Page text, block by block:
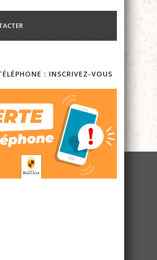
: INSCRIVEZ-VOUS